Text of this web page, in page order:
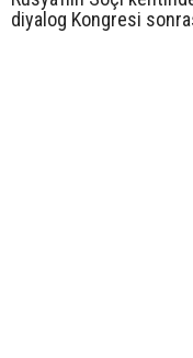
diyalog Kongresi